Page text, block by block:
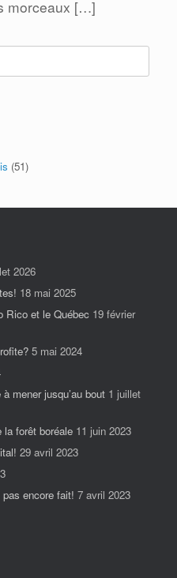
morceaux […]
(51)
2026
18 mai 2025
Rico et le Québec 19 février
5 mai 2024
mener jusqu’au bout 1 juillet
la forêt boréale 11 juin 2023
29 avril 2023
encore fait! 7 avril 2023